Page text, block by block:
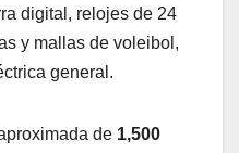
digital, relojes de 24
y mallas de voleibol,
general.
de 1,500